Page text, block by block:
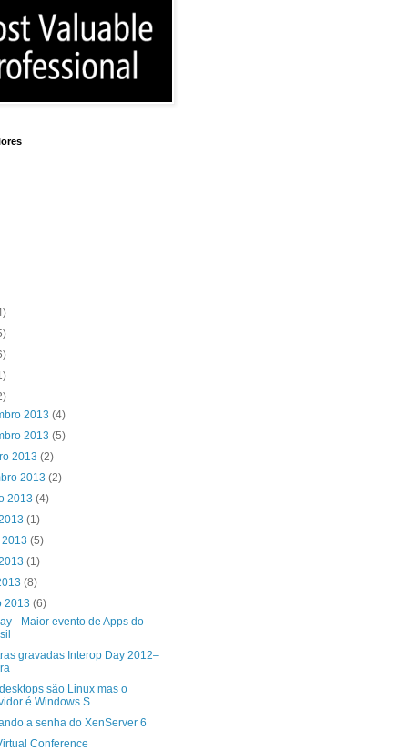
2013(4)
2013(5)
2013(2)
2013(2)
2013(4)
(1)
2013(5)
(1)
(8)
2013(6)
- Maior evento de Apps do
gravadas Interop Day 2012–
são Linux mas o
é Windows S...
a senha do XenServer 6
Conference